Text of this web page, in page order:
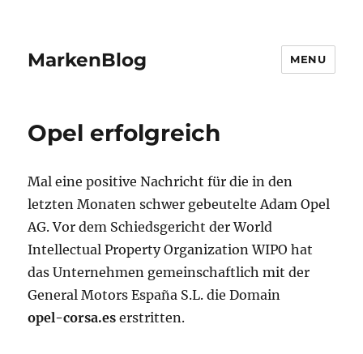
MarkenBlog MENU
Opel erfolgreich
Mal eine positive Nachricht für die in den
letzten Monaten schwer gebeutelte Adam Opel
AG. Vor dem Schiedsgericht der World
Intellectual Property Organization WIPO hat
das Unternehmen gemeinschaftlich mit der
General Motors España S.L. die Domain
opel-corsa.es erstritten.